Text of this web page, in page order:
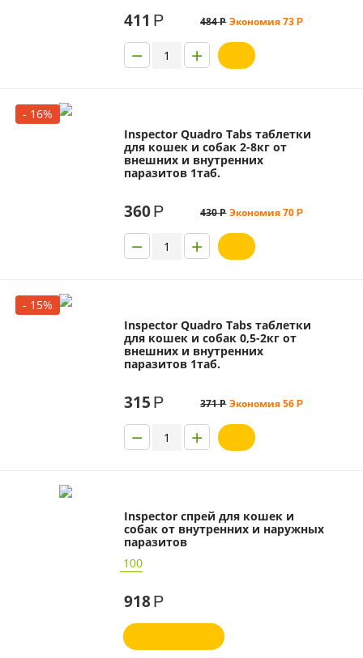
411 Р 484Р Экономия73 Р
+
−
- 16%
Inspector Quadro Tabs таблетки
для кошек и собак 2-8кг от
внешних и внутренних
паразитов 1таб.
360Р 430Р Экономия70 Р
+
−
- 15%
Inspector Quadro Tabs таблетки
для кошек и собак 0,5-2кг от
внешних и внутренних
паразитов 1таб.
315 Р 371Р Экономия56 Р
+
−
Inspector спрей для кошек и
собак от внутренних и наружных
паразитов
100
918Р